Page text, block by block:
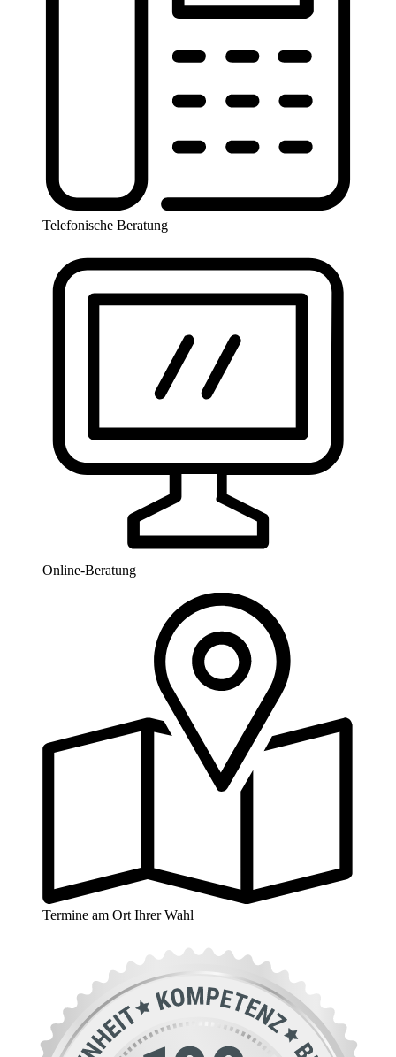
Telefonische Beratung
Online-Beratung
Termine am Ort Ihrer Wahl